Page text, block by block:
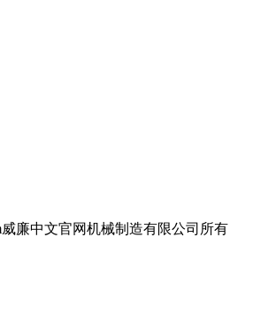
中文官网机械制造有限公司所有